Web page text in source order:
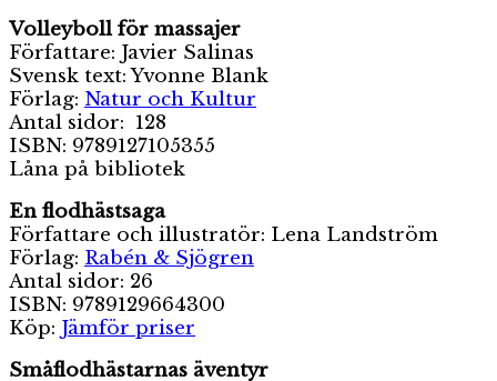
Volleyboll för massajer
Författare: Javier Salinas
Svensk text: Yvonne Blank
Förlag: Natur och Kultur
Antal sidor: 128
ISBN: 9789127105355
Låna på bibliotek
En flodhästsaga
Författare och illustratör: Lena Landström
Förlag: Rabén & Sjögren
Antal sidor: 26
ISBN: 9789129664300
Köp: Jämför priser
Småflodhästarnas äventyr